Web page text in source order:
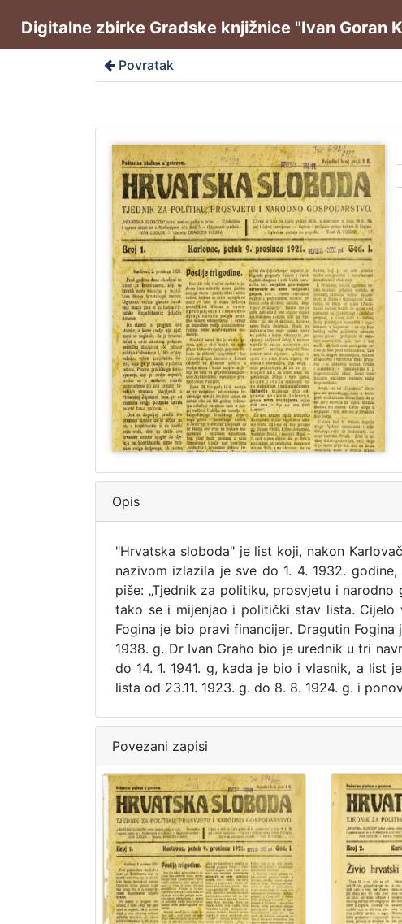
Digitalne zbirke Gradske knjižnice "Ivan Goran
Povratak
Opis
"Hrvatska sloboda" je list koji, nakon
nazivom izlazila je sve do 1. 4. 1932.
piše: „Tjednik za politiku, prosvjetu i narodno
tako se i mijenjao i politički stav lista. Cijelo
Fogina je bio pravi financijer. Dragutin
1938. g. Dr Ivan Graho bio je urednik u tri
do 14. 1. 1941. g, kada je bio i vlasnik, a list
lista od 23.11. 1923. g. do 8. 8. 1924. g. i
Povezani zapisi